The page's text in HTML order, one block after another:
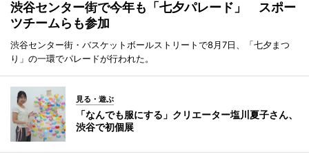
渋谷センター街で今年も「七夕パレード」 スポー
ツチームらも参加
渋谷センター街・バスケットボールストリートで8月7日、「七夕まつ
り」の一環でパレードが行われた。
見る・遊ぶ
「なんでも服にする」クリエーター塩川夏子さん、
渋谷で初個展